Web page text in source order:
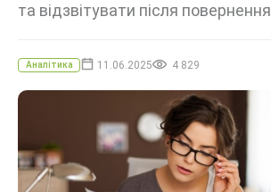
та відзвітувати після повернення
Аналітика 11.06.2025 4 829